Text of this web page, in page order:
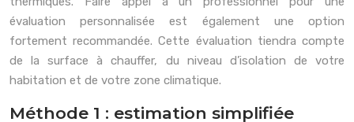
évaluation personnalisée est également une option
fortement recommandée. Cette évaluation tiendra compte
de la surface à chauffer, du niveau d’isolation de votre
habitation et de votre zone climatique.
Méthode 1 : estimation simplifiée